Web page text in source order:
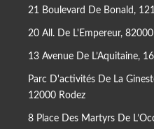
21 Boulevard De Bonald,
20 All. De L'Empereur,
13 Avenue De L’Aquitaine,
Parc D'activités De La
12000 Rodez
8 Place Des Martyrs De